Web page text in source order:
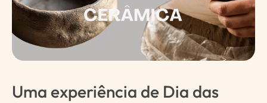
Uma experiência de Dia das